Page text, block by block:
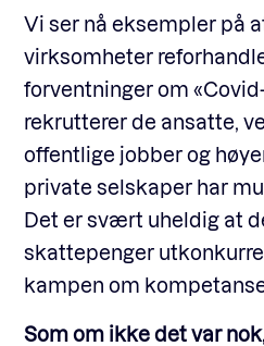
Vi ser nå eksempler på
virksomheter
forventninger om
rekrutterer de ansatte,
offentlige jobber og
private selskaper har
Det er svært uheldig at
skattepenger
kampen om
Som om ikke det var